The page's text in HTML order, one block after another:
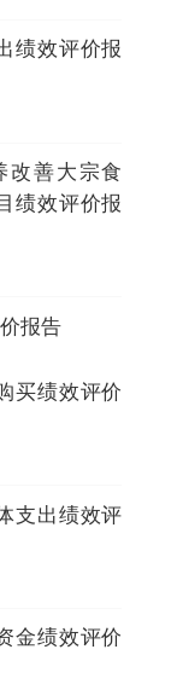
绩效评价报
改善大宗食
绩效评价报
报告
买绩效评价
支出绩效评
金绩效评价